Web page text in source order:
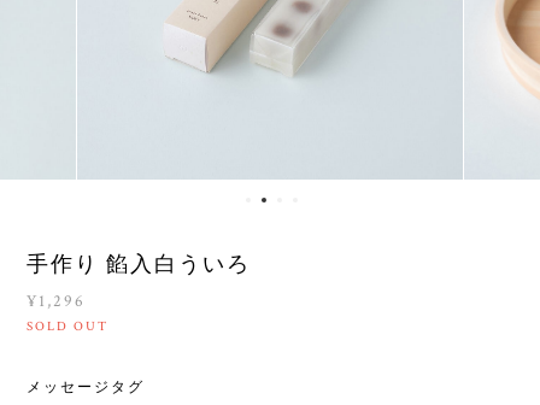
手作り 餡入白ういろ
¥1,296
SOLD OUT
メッセージタグ